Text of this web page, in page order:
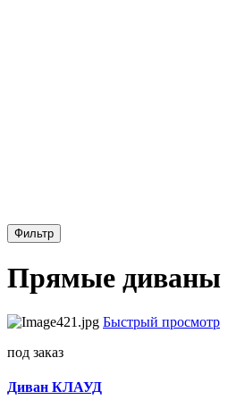
Фильтр
Прямые диваны
Быстрый просмотр
под заказ
Диван КЛАУД